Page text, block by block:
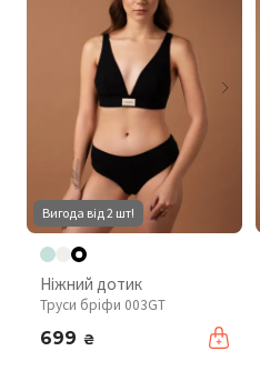
Вигода від 2 шт!
Ніжний дотик
Труси бріфи 003GT
699 ₴